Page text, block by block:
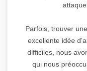
Parfois, trouver
excellente idée
difficiles, nous
qui nous